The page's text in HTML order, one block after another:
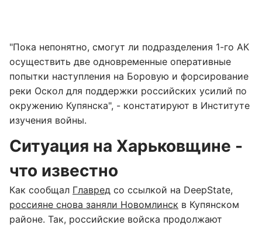
"Пока непонятно, смогут ли подразделения 1-го АК
осуществить две одновременные оперативные
попытки наступления на Боровую и форсирование
реки Оскол для поддержки российских усилий по
окружению Купянска", - констатируют в Институте
изучения войны.
Ситуация на Харьковщине -
что известно
Как сообщал Главред со ссылкой на DeepState,
россияне снова заняли Новомлинск в Купянском
районе. Так, российские войска продолжают